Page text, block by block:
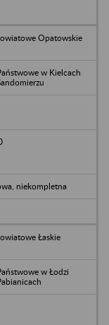
Opatowskie
w Kielcach
niekompletna
Łaskie
w Łodzi